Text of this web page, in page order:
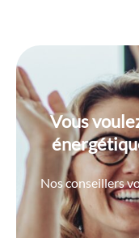
TPE et PME
auxquelles